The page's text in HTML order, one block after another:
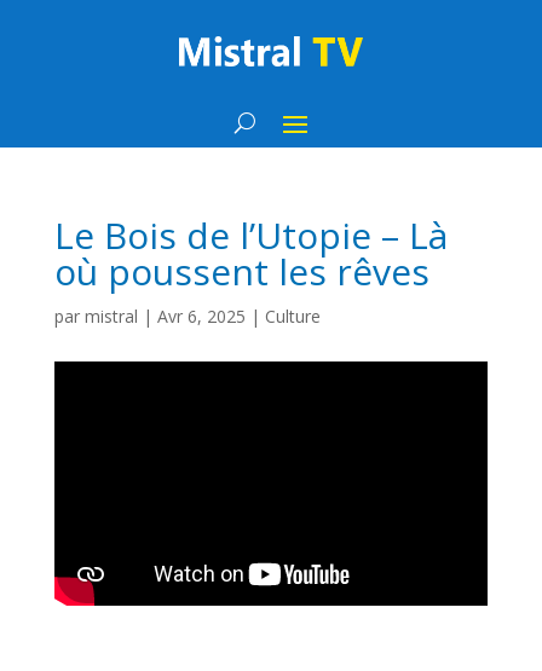
Le Bois de l’Utopie – Là
où poussent les rêves
par mistral | Avr 6, 2025 | Culture